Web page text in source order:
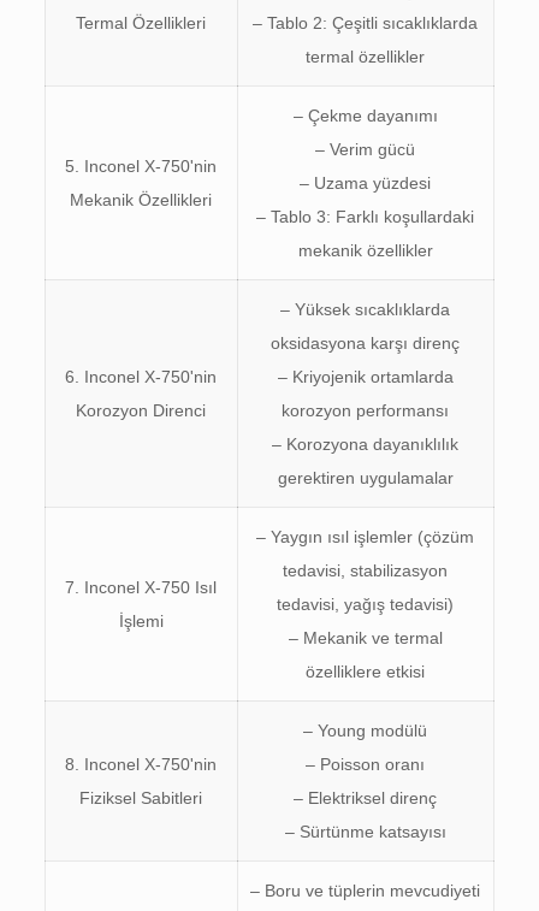
Termal Özellikleri
– Tablo 2: Çeşitli sıcaklıklarda
termal özellikler
5. Inconel X-750'nin
Mekanik Özellikleri
– Çekme dayanımı
– Verim gücü
– Uzama yüzdesi
– Tablo 3: Farklı koşullardaki
mekanik özellikler
6. Inconel X-750'nin
Korozyon Direnci
– Yüksek sıcaklıklarda
oksidasyona karşı direnç
– Kriyojenik ortamlarda
korozyon performansı
– Korozyona dayanıklılık
gerektiren uygulamalar
7. Inconel X-750 Isıl
İşlemi
– Yaygın ısıl işlemler (çözüm
tedavisi, stabilizasyon
tedavisi, yağış tedavisi)
– Mekanik ve termal
özelliklere etkisi
8. Inconel X-750'nin
Fiziksel Sabitleri
– Young modülü
– Poisson oranı
– Elektriksel direnç
– Sürtünme katsayısı
– Boru ve tüplerin mevcudiyeti